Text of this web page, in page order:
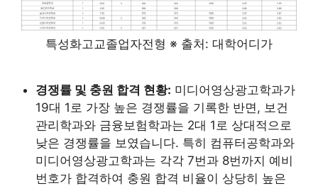
특성화고교졸업자전형 ※ 출처: 대학어디가
경쟁률 및 충원 합격 현황: 미디어영상광고학과가
19대 1로 가장 높은 경쟁률을 기록한 반면, 보건
관리학과와 금융보험학과는 2대 1로 상대적으로
낮은 경쟁률을 보였습니다. 특히 컴퓨터공학과와
미디어영상광고학과는 각각 7번과 8번까지 예비
번호가 합격하여 충원 합격 비율이 상당히 높은